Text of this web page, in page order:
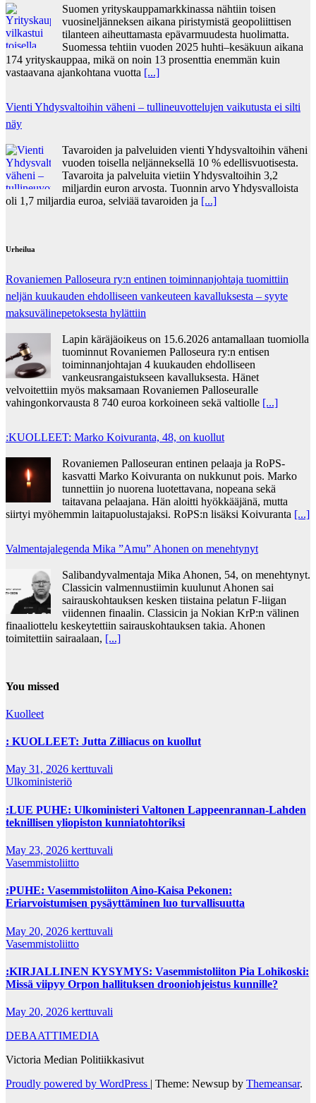
Suomen yrityskauppamarkkinassa nähtiin toisen
vuosineljänneksen aikana piristymistä geopoliittisen
tilanteen aiheuttamasta epävarmuudesta huolimatta.
Suomessa tehtiin vuoden 2025 huhti–kesäkuun aikana
174 yrityskauppaa, mikä on noin 13 prosenttia enemmän kuin
vastaavana ajankohtana vuotta [...]
Vienti Yhdysvaltoihin väheni – tullineuvottelujen vaikutusta ei silti
näy
Tavaroiden ja palveluiden vienti Yhdysvaltoihin väheni
vuoden toisella neljänneksellä 10 % edellisvuotisesta.
Tavaroita ja palveluita vietiin Yhdysvaltoihin 3,2
miljardin euron arvosta. Tuonnin arvo Yhdysvalloista
oli 1,7 miljardia euroa, selviää tavaroiden ja [...]
Urheilua
Rovaniemen Palloseura ry:n entinen toiminnanjohtaja tuo­mit­tiin
neljän kuu­kau­den eh­dol­li­seen van­keu­teen ka­val­luk­ses­ta – syyte
mak­su­vä­li­ne­pe­tok­ses­ta hy­lät­tiin
Lapin käräjäoikeus on 15.6.2026 antamallaan tuomiolla
tuominnut Rovaniemen Palloseura ry:n entisen
toiminnanjohtajan 4 kuukauden ehdolliseen
vankeusrangaistukseen kavalluksesta. Hänet
velvoitettiin myös maksamaan Rovaniemen Palloseuralle
vahingonkorvausta 8 740 euroa korkoineen sekä valtiolle [...]
:KUOLLEET: Marko Koivuranta, 48, on kuollut
Rovaniemen Palloseuran entinen pelaaja ja RoPS-
kasvatti Marko Koivuranta on nukkunut pois. Marko
tunnettiin jo nuorena luotettavana, nopeana sekä
taitavana pelaajana. Hän aloitti hyökkääjänä, mutta
siirtyi myöhemmin laitapuolustajaksi. RoPS:n lisäksi Koivuranta [...]
Valmentajalegenda Mika ”Amu” Ahonen on menehtynyt
Salibandyvalmentaja Mika Ahonen, 54, on menehtynyt.
Classicin valmennustiimin kuulunut Ahonen sai
sairauskohtauksen kesken tiistaina pelatun F-liigan
viidennen finaalin. Classicin ja Nokian KrP:n välinen
finaaliottelu keskeytettiin sairauskohtauksen takia. Ahonen
toimitettiin sairaalaan, [...]
You missed
Kuolleet
: KUOLLEET: Jutta Zilliacus on kuollut
May 31, 2026 kerttuvali
Ulkoministeriö
:LUE PUHE: Ulkoministeri Valtonen Lappeenrannan-Lahden
teknillisen yliopiston kunniatohtoriksi
May 23, 2026 kerttuvali
Vasemmistoliitto
:PUHE: Vasemmistoliiton Aino-Kaisa Pekonen:
Eriarvoistumisen pysäyttäminen luo turvallisuutta
May 20, 2026 kerttuvali
Vasemmistoliitto
:KIRJALLINEN KYSYMYS: Vasemmistoliiton Pia Lohikoski:
Missä viipyy Orpon hallituksen drooniohjeistus kunnille?
May 20, 2026 kerttuvali
DEBAATTIMEDIA
Victoria Median Politiikkasivut
Proudly powered by WordPress | Theme: Newsup by Themeansar.